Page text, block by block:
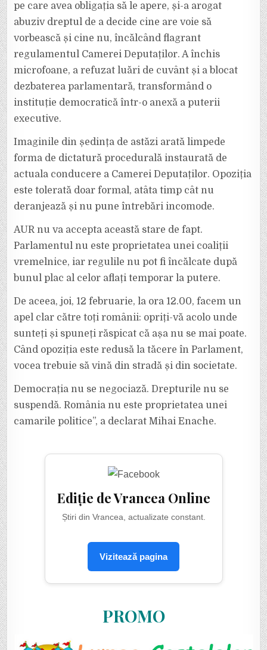
pe care avea obligația să le apere, și-a arogat
abuziv dreptul de a decide cine are voie să
vorbească și cine nu, încălcând flagrant
regulamentul Camerei Deputaților. A închis
microfoane, a refuzat luări de cuvânt și a blocat
dezbaterea parlamentară, transformând o
instituție democratică într-o anexă a puterii
executive.
Imaginile din ședința de astăzi arată limpede
forma de dictatură procedurală instaurată de
actuala conducere a Camerei Deputaților. Opoziția
este tolerată doar formal, atâta timp cât nu
deranjează și nu pune întrebări incomode.
AUR nu va accepta această stare de fapt.
Parlamentul nu este proprietatea unei coaliții
vremelnice, iar regulile nu pot fi încălcate după
bunul plac al celor aflați temporar la putere.
De aceea, joi, 12 februarie, la ora 12.00, facem un
apel clar către toți românii: opriți-vă acolo unde
sunteți și spuneți răspicat că așa nu se mai poate.
Când opoziția este redusă la tăcere în Parlament,
vocea trebuie să vină din stradă și din societate.
Democrația nu se negociază. Drepturile nu se
suspendă. România nu este proprietatea unei
camarile politice”, a declarat Mihai Enache.
Ediție de Vrancea Online
Știri din Vrancea, actualizate constant.
Vizitează pagina
PROMO